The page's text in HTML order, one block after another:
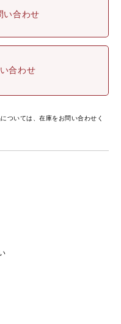
い合わせ
合わせ
ついては、在庫をお問い合わせく